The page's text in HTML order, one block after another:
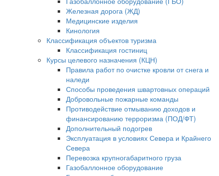
Железная дорога (ЖД)
Медицинские изделия
Кинология
Классификация объектов туризма
Классификация гостиниц
Курсы целевого назначения (КЦН)
Правила работ по очистке кровли от снега и
наледи
Способы проведения швартовных операций
Добровольные пожарные команды
Противодействие отмыванию доходов и
финансированию терроризма (ПОД/ФТ)
Дополнительный подогрев
Эксплуатация в условиях Севера и Крайнего
Севера
Перевозка крупногабаритного груза
Газобаллонное оборудование